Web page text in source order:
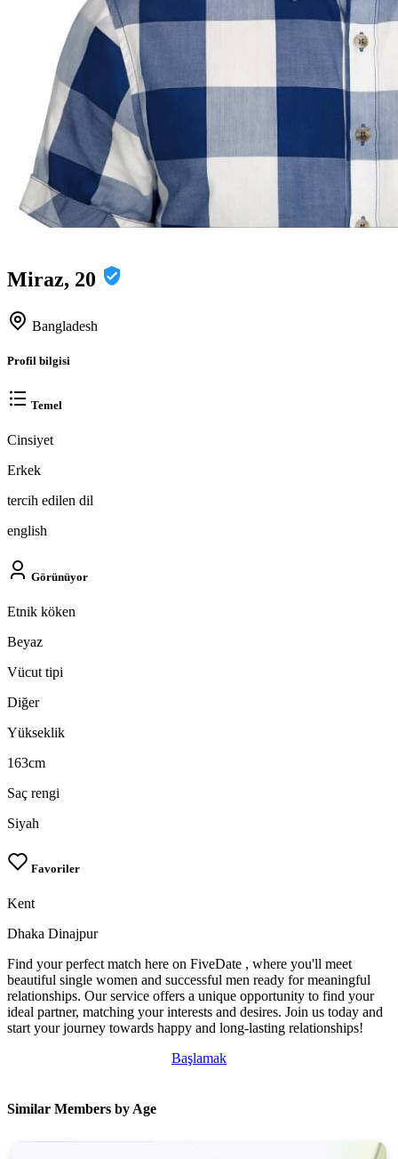
Miraz, 20
Bangladesh
Profil bilgisi
Temel
Cinsiyet
Erkek
tercih edilen dil
english
Görünüyor
Etnik köken
Beyaz
Vücut tipi
Diğer
Yükseklik
163cm
Saç rengi
Siyah
Favoriler
Kent
Dhaka Dinajpur
Find your perfect match here on FiveDate , where you'll meet
beautiful single women and successful men ready for meaningful
relationships. Our service offers a unique opportunity to find your
ideal partner, matching your interests and desires. Join us today and
start your journey towards happy and long-lasting relationships!
Başlamak
Similar Members by Age